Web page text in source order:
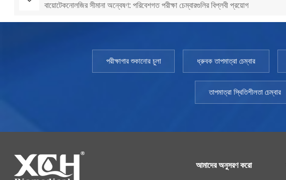
বায়োটেকনোলজির সীমানা অন্বেষণ: পরিবেশগত পরীক্ষা চেম্বারগুলির বিপ্লবী প্রয়োগ
পরীক্ষাগার শুকানোর চুলা ধ্রুবক তাপমাত্রা চেম্বার
তাপমাত্রা স্থিতিশীলতা চেম্বার
আমাদের অনুসরণ করো